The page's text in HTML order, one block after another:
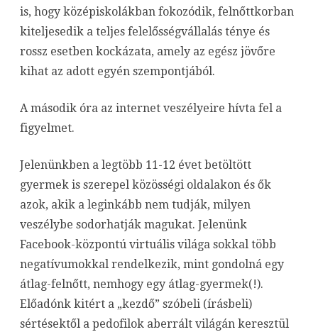
is, hogy középiskolákban fokozódik, felnőttkorban
kiteljesedik a teljes felelősségvállalás ténye és
rossz esetben kockázata, amely az egész jövőre
kihat az adott egyén szempontjából.
A második óra az internet veszélyeire hívta fel a
figyelmet.
Jelenünkben a legtöbb 11-12 évet betöltött
gyermek is szerepel közösségi oldalakon és ők
azok, akik a leginkább nem tudják, milyen
veszélybe sodorhatják magukat. Jelenünk
Facebook-központú virtuális világa sokkal több
negatívumokkal rendelkezik, mint gondolná egy
átlag-felnőtt, nemhogy egy átlag-gyermek(!).
Előadónk kitért a „kezdő” szóbeli (írásbeli)
sértésektől a pedofilok aberrált világán keresztül